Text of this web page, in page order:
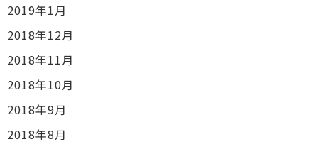
2019年1月
2018年12月
2018年11月
2018年10月
2018年9月
2018年8月